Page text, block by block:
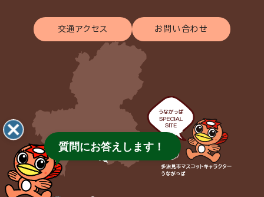
交通アクセス お問い合わせ
質問にお答えします！